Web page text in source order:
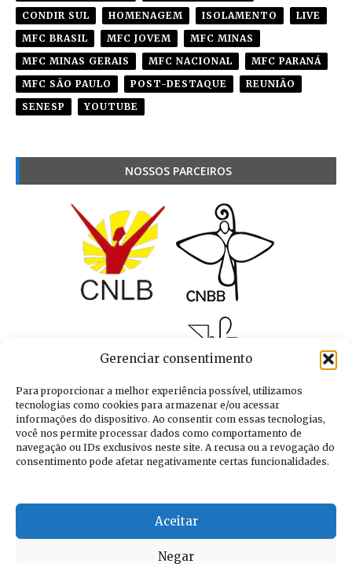
Gerenciar consentimento
Para proporcionar a melhor experiência possível, utilizamos
tecnologias como cookies para armazenar e/ou acessar
informações do dispositivo. Ao consentir com essas tecnologias,
você nos permite processar dados como comportamento de
navegação ou IDs exclusivos neste site. A recusa ou a revogação do
consentimento pode afetar negativamente certas funcionalidades.
Aceitar
Negar
CONDIR SUL
HOMENAGEM ISOLAMENTO
LIVE
MFC BRASIL
MFC JOVEM
MFC MINAS
MFC MINAS GERAIS
MFC NACIONAL
MFC PARANÁ
MFC SÃO PAULO
POST-DESTAQUE
REUNIÃO
SENESP
YOUTUBE
NOSSOS PARCEIROS